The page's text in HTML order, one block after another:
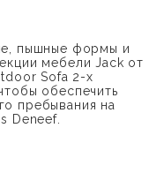
пышные формы и
мебели Jack от
Sofa 2-х
обеспечить
пребывания на
Deneef.